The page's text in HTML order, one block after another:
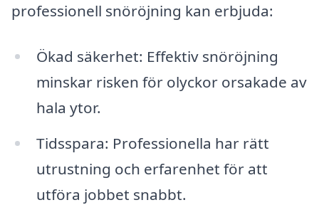
professionell snöröjning kan erbjuda:
Ökad säkerhet: Effektiv snöröjning
minskar risken för olyckor orsakade av
hala ytor.
Tidsspara: Professionella har rätt
utrustning och erfarenhet för att
utföra jobbet snabbt.